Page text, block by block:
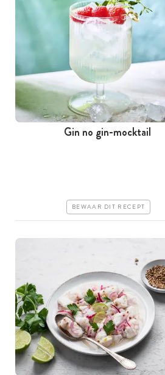
Gin no gin-mocktail
BEWAAR DIT RECEPT